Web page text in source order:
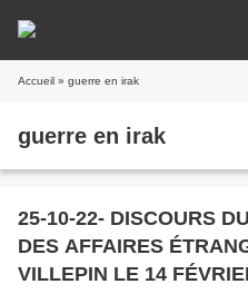
Accueil » guerre en irak
guerre en irak
25-10-22- DISCOURS
DES AFFAIRES
VILLEPIN LE 14